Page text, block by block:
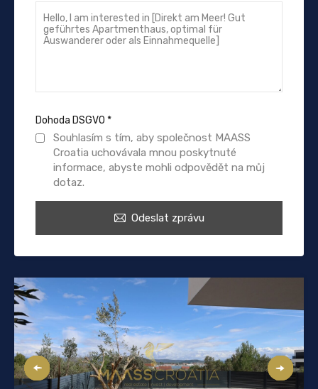
Dohoda DSGVO *
Souhlasím s tím, aby společnost MAASS
Croatia uchovávala mnou poskytnuté
informace, abyste mohli odpovědět na můj
dotaz.
Odeslat zprávu